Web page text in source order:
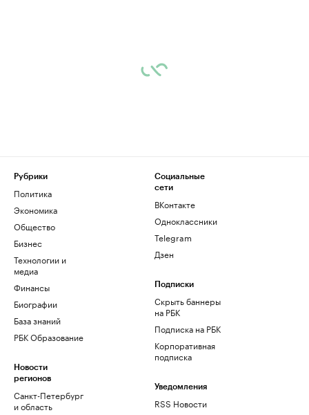
Рубрики
Политика
Экономика
Общество
Бизнес
Технологии и
медиа
Финансы
Биографии
База знаний
РБК Образование
Новости
регионов
Санкт-Петербург
и область
Социальные
сети
ВКонтакте
Одноклассники
Telegram
Дзен
Подписки
Скрыть баннеры
на РБК
Подписка на РБК
Корпоративная
подписка
Уведомления
RSS Новости